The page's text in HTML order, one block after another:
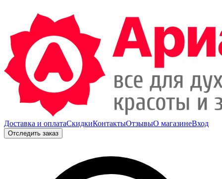
Доставка и оплатаСкидкиКонтактыОтзывыО магазинеВход
Отследить заказ